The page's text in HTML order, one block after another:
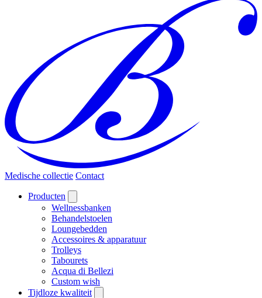
Medische collectie Contact
Producten
Wellnessbanken
Behandelstoelen
Loungebedden
Accessoires & apparatuur
Trolleys
Tabourets
Acqua di Bellezi
Custom wish
Tijdloze kwaliteit